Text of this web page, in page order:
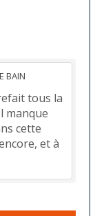
BAIN
tous la
manque
cette
et à